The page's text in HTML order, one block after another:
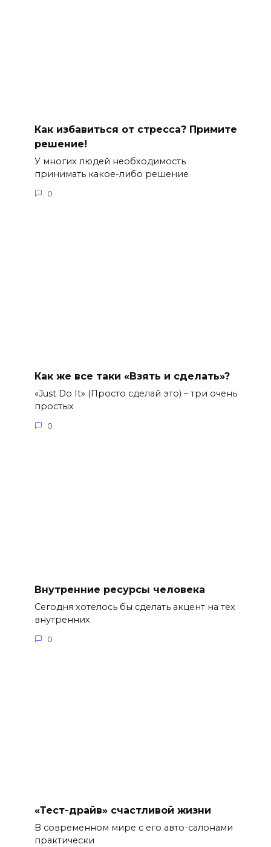
Как избавиться от стресса? Примите
решение!
У многих людей необходимость
принимать какое-либо решение
0
Как же все таки «Взять и сделать»?
«Just Do It» (Просто сделай это) – три очень
простых
0
Внутренние ресурсы человека
Сегодня хотелось бы сделать акцент на тех
внутренних
0
«Тест-драйв» счастливой жизни
В современном мире с его авто-салонами
практически